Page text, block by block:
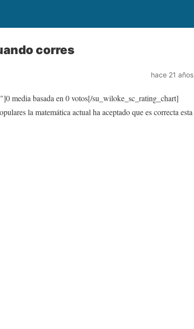
corres
hace 21 años
0media basada en 0votos[/su_wiloke_sc_rating_chart]
la matemática actual ha aceptado que es correcta esta